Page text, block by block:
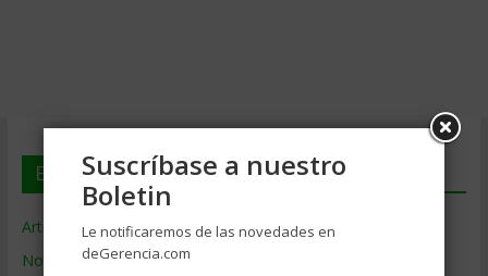
En deGerencia.com
Artículos de Gerencia
Noticias de Gerencia
Suscríbase a nuestro
Boletin
Le notificaremos de las novedades en
deGerencia.com